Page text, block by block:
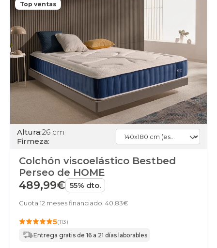
Top ventas
Altura:26 cm
Firmeza:
Colchón viscoelástico Bestbed
Perseo de HOME
489,99€ 55% dto.
Cuota 12 meses financiado: 40,83€
5(113)
Entrega gratis de 16 a 21 días laborables